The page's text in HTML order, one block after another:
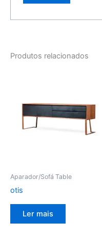
Produtos relacionados
Aparador/Sofá Table
otis
Ler mais